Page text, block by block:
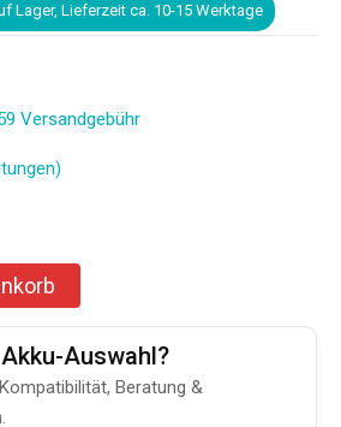
Lager, Lieferzeit ca. 10-15 Werktage
Versandgebühr
Auswahl?
Beratung &